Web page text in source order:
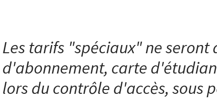
Les tarifs "spéciaux" ne
d'abonnement, carte
lors du contrôle d'accès, sous